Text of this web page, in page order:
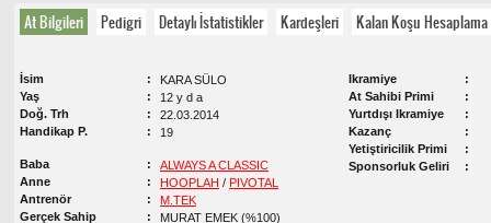
At Bilgileri Pedigri Detaylı İstatistikler Kardeşleri Kalan Koşu Hesaplama
İsim
KARA SÜLO
Yaş
12 y d a
Doğ. Trh
22.03.2014
Handikap P.
19
Baba
ALWAYS A CLASSIC
Anne
HOOPLAH / PIVOTAL
Antrenör
M.TEK
Gerçek Sahip
MURAT EMEK (%100)
Ikramiye
At Sahibi Primi
Yurtdışı Ikramiye
Kazanç
Yetiştiricilik Primi
Sponsorluk Geliri